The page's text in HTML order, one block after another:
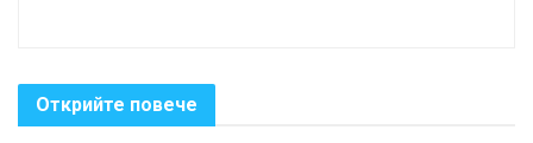
Открийте повече